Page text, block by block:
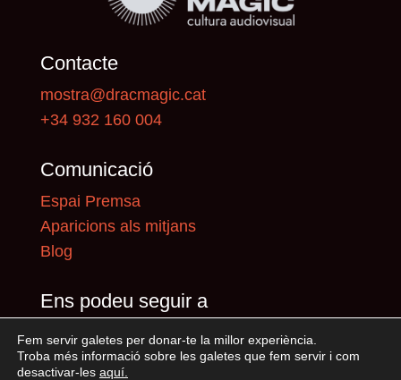
Contacte
mostra@dracmagic.cat
+34 932 160 004
Comunicació
Espai Premsa
Aparicions als mitjans
Blog
Ens podeu seguir a
Fem servir galetes per donar-te la millor experiència.
Troba més informació sobre les galetes que fem servir i com
desactivar-les aquí